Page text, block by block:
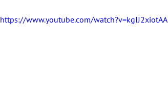
https://www.youtube.com/watch?v=kgIJ2xiotAA